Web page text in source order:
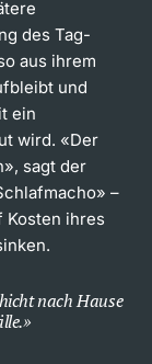
des Tag-
aus ihrem
und
ein
wird. «Der
sagt der
–
Kosten ihres
nach Hause